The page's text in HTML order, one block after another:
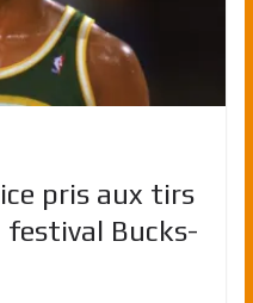
pris aux tirs
Bucks-